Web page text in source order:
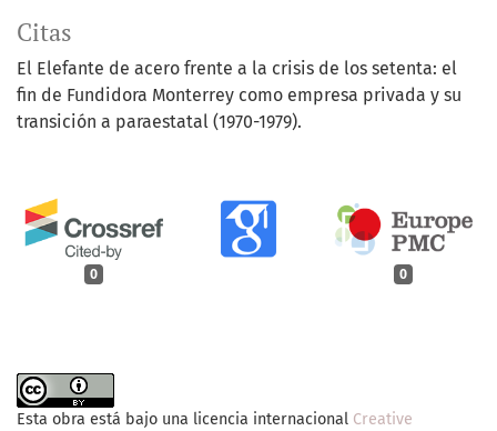
0 0
Citas
El Elefante de acero frente a la crisis de los setenta: el
fin de Fundidora Monterrey como empresa privada y su
transición a paraestatal (1970-1979).
Esta obra está bajo una licencia internacional Creative